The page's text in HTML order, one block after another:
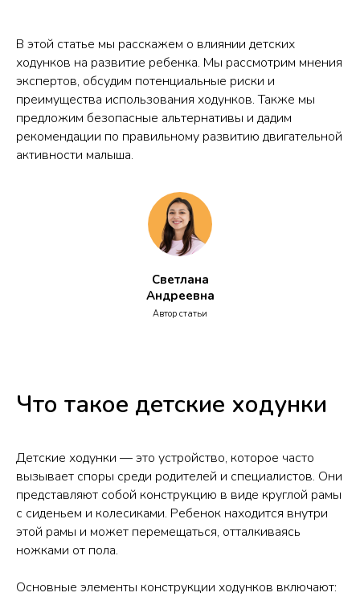
В этой статье мы расскажем о влиянии детских
ходунков на развитие ребенка. Мы рассмотрим мнения
экспертов, обсудим потенциальные риски и
преимущества использования ходунков. Также мы
предложим безопасные альтернативы и дадим
рекомендации по правильному развитию двигательной
активности малыша.
Светлана
Андреевна
Автор статьи
Что такое детские ходунки
Детские ходунки — это устройство, которое часто
вызывает споры среди родителей и специалистов. Они
представляют собой конструкцию в виде круглой рамы
с сиденьем и колесиками. Ребенок находится внутри
этой рамы и может перемещаться, отталкиваясь
ножками от пола.
Основные элементы конструкции ходунков включают: